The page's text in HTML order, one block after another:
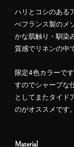
ハリとコシのある
べフランス製のメ
かな肌触り・馴染
質感でリネンの中
限定4色カラーで
すのでシャープな
としてまたタイド
のがオススメです
Material